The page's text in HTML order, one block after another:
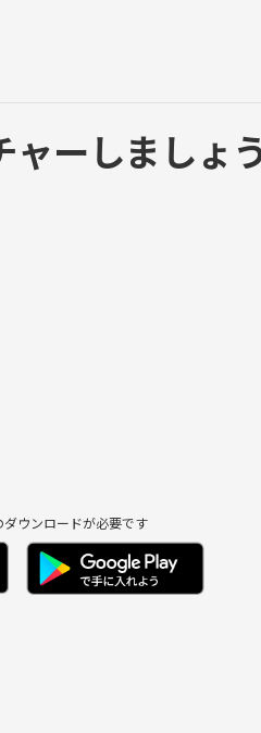
ャーしましょ
ダウンロードが必要です